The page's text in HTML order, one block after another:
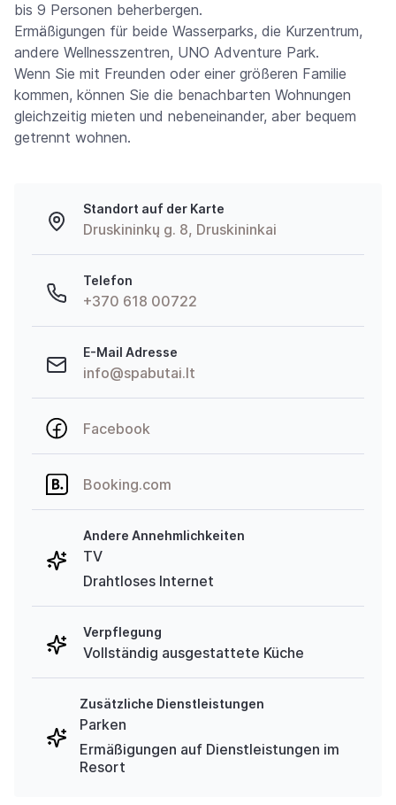
bis 9 Personen beherbergen.
Ermäßigungen für beide Wasserparks, die Kurzentrum,
andere Wellnesszentren, UNO Adventure Park.
Wenn Sie mit Freunden oder einer größeren Familie
kommen, können Sie die benachbarten Wohnungen
gleichzeitig mieten und nebeneinander, aber bequem
getrennt wohnen.
Standort auf der Karte
Druskininkų g. 8, Druskininkai
Telefon
+370 618 00722
E-Mail Adresse
info@spabutai.lt
Facebook
Booking.com
Andere Annehmlichkeiten
TV
Drahtloses Internet
Verpflegung
Vollständig ausgestattete Küche
Zusätzliche Dienstleistungen
Parken
Ermäßigungen auf Dienstleistungen im
Resort